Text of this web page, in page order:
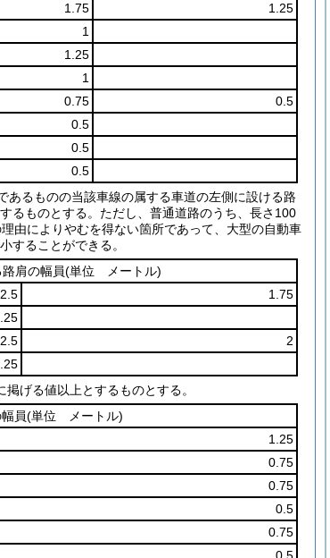
1.75
1.25
1
1.25
1
0.75
0.5
0.5
0.5
0.5
るものの当該車線の属する車道の左側に設ける路
るものとする。 ただし、普通道路のうち、長さ100
由によりやむを得ない箇所であって、大型の自動車
することができる。
肩の幅員(単位 メートル)
2.5
1.75
2.5
2
げる値以上とするものとする。
員(単位 メートル)
1.25
0.75
0.75
0.5
0.75